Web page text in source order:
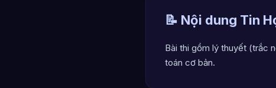
📝 Nội dung Tin
Bài thi gồm lý thuyết (trắc
toán cơ bản.